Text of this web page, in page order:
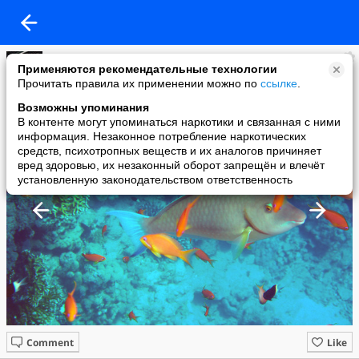
Применяются рекомендательные технологии
Прочитать правила их применении можно по ссылке
Возможны упоминания
В контенте могут упоминаться наркотики и связанная с ними
информация. Незаконное потребление наркотических
средств, психотропных веществ и их аналогов причиняет
вред здоровью, их незаконный оборот запрещён и влечёт
установленную законодательством ответственность
Lena V
added a photo
17 Nov в 18:55
Like
Comment